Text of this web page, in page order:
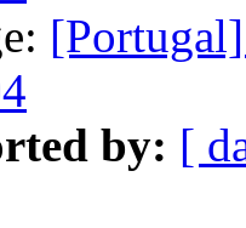
by: [